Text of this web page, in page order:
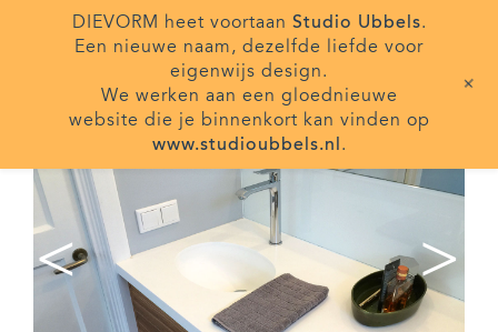
< >
DIEVORM heet voortaan Studio Ubbels.
Een nieuwe naam, dezelfde liefde voor
eigenwijs design.
We werken aan een gloednieuwe
website die je binnenkort kan vinden op
www.studioubbels.nl .
+